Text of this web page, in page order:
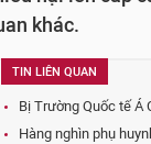
khác.
TIN LIÊN QUAN
Bị Trường Quốc tế Á
Hàng nghìn phụ